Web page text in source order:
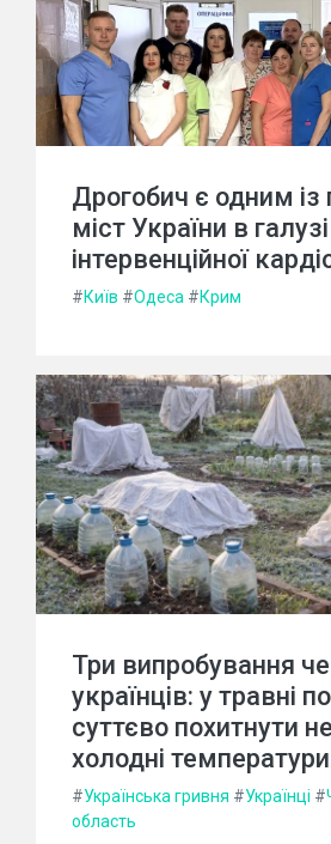
Дрогобич є одним із
міст України в галузі
інтервенційної
#Київ #Одеса #Крим
Три випробування
українців: у травні
суттєво похитнути
холодні
#Українська гривня #Українці #
область